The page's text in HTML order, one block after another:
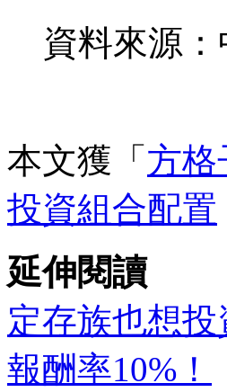
資料來源
本文獲「 方格
投資組合配置
延伸閱讀
定存族也想
報酬率10%！